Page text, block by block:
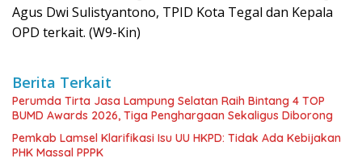
Agus Dwi Sulistyantono, TPID Kota Tegal dan Kepala
OPD terkait. (W9-Kin)
Berita Terkait
Perumda Tirta Jasa Lampung Selatan Raih Bintang 4 TOP
BUMD Awards 2026, Tiga Penghargaan Sekaligus Diborong
Pemkab Lamsel Klarifikasi Isu UU HKPD: Tidak Ada Kebijakan
PHK Massal PPPK